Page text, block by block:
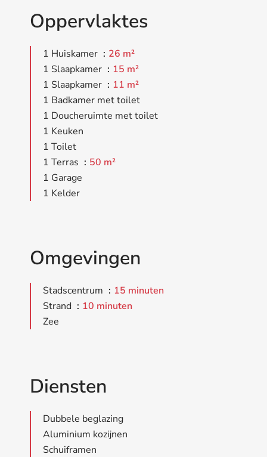
Oppervlaktes
1 Huiskamer
26 m²
1 Slaapkamer
15 m²
1 Slaapkamer
11 m²
1 Badkamer met toilet
1 Doucheruimte met toilet
1 Keuken
1 Toilet
1 Terras
50 m²
1 Garage
1 Kelder
Omgevingen
Stadscentrum
15 minuten
Strand
10 minuten
Zee
Diensten
Dubbele beglazing
Aluminium kozijnen
Schuiframen